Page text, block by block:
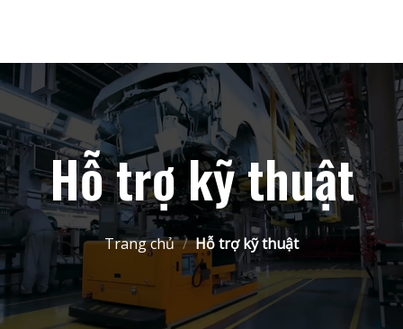
Hỗ trợ kỹ thuật
Trang chủ / Hỗ trợ kỹ thuật